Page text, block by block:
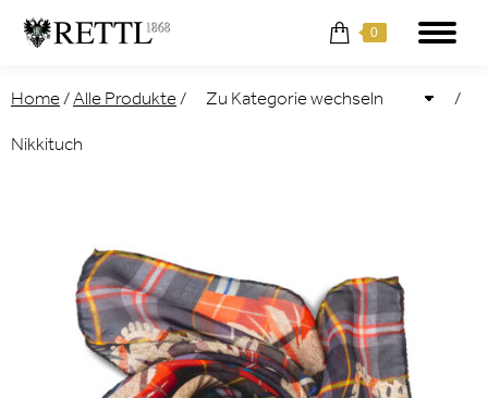
0
Home / Alle Produkte / /
Nikkituch